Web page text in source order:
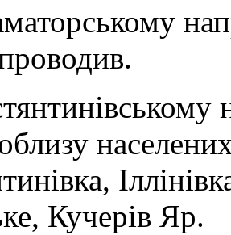
Кучерів Яр.